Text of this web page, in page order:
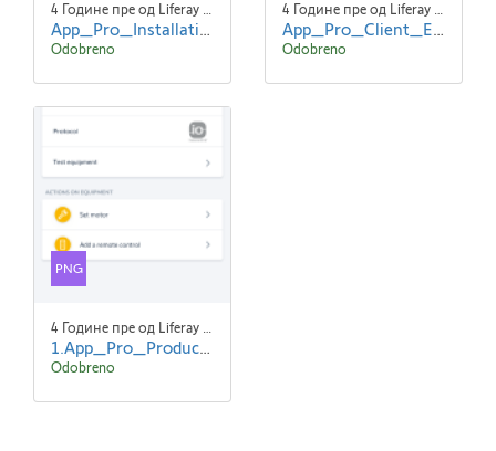
4 Године пре од Liferay Admin Liferay Admin
App_Pro_Installations_EN-screen1.png
Odobreno
4 Године пре од Liferay Admin Liferay Admin
App_Pro_Client_EN_screen2.png
Odobreno
PNG
4 Године пре од Liferay Admin Liferay Admin
1.App_Pro_Product_Details_EN_screen1.png
Odobreno